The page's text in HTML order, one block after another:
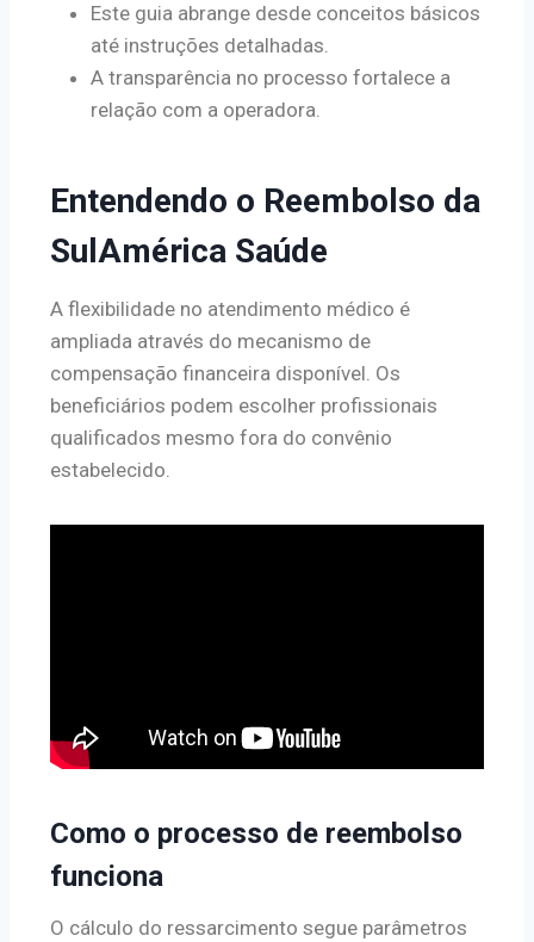
Este guia abrange desde conceitos básicos
até instruções detalhadas.
A transparência no processo fortalece a
relação com a operadora.
Entendendo o Reembolso da
SulAmérica Saúde
A flexibilidade no atendimento médico é
ampliada através do mecanismo de
compensação financeira disponível. Os
beneficiários podem escolher profissionais
qualificados mesmo fora do convênio
estabelecido.
Como o processo de reembolso
funciona
O cálculo do ressarcimento segue parâmetros